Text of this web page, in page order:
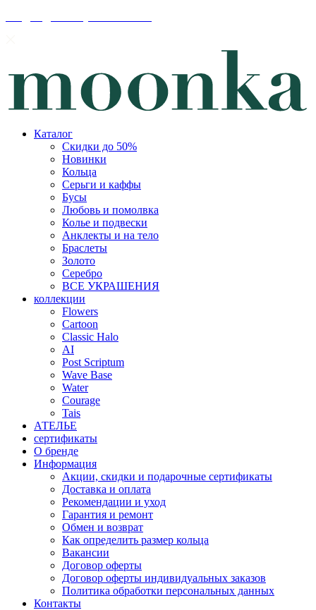
Каталог
Скидки до 50%
Новинки
Кольца
Серьги и каффы
Бусы
Любовь и помолвка
Колье и подвески
Анклекты и на тело
Браслеты
Золото
Серебро
ВСЕ УКРАШЕНИЯ
коллекции
Flowers
Cartoon
Classic Halo
AI
Post Scriptum
Wave Base
Water
Courage
Tais
АТЕЛЬЕ
сертификаты
О бренде
Информация
Акции, скидки и подарочные сертификаты
Доставка и оплата
Рекомендации и уход
Гарантия и ремонт
Обмен и возврат
Как определить размер кольца
Вакансии
Договор оферты
Договор оферты индивидуальных заказов
Политика обработки персональных данных
Контакты